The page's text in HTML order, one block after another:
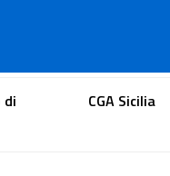
Portale dell'avvocato
di
CGA Sicilia